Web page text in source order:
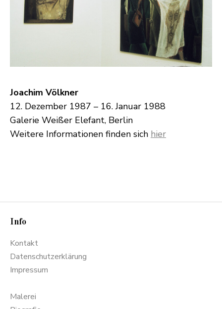
Joachim Völkner
12. Dezember 1987 – 16. Januar 1988
Galerie Weißer Elefant, Berlin
Weitere Informationen finden sich hier
Info
Kontakt
Datenschutzerklärung
Impressum
Malerei